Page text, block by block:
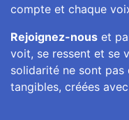
compte et chaque
Rejoignez-nous et
voit, se ressent et se
solidarité ne sont
tangibles, créées